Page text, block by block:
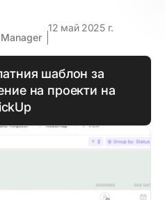
12 май 2025 г.
шаблон за
на проекти на